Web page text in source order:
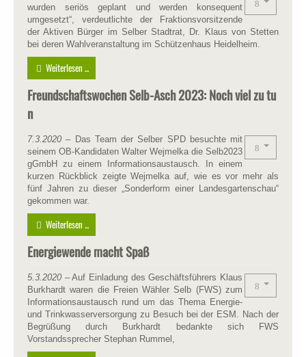
wurden seriös geplant und werden konsequent
umgesetzt“, verdeutlichte der Fraktionsvorsitzende
der Aktiven Bürger im Selber Stadtrat, Dr. Klaus von Stetten
bei deren Wahlveranstaltung im Schützenhaus Heidelheim.
Weiterlesen ...
Freundschaftswochen Selb-Asch 2023: Noch viel zu tu
n
7.3.2020 – Das Team der Selber SPD besuchte mit
seinem OB-Kandidaten Walter Wejmelka die Selb2023
gGmbH zu einem Informationsaustausch. In einem
kurzen Rückblick zeigte Wejmelka auf, wie es vor mehr als
fünf Jahren zu dieser „Sonderform einer Landesgartenschau“
gekommen war.
Weiterlesen ...
Energiewende macht Spaß
5.3.2020 – Auf Einladung des Geschäftsführers Klaus
Burkhardt waren die Freien Wähler Selb (FWS) zum
Informationsaustausch rund um das Thema Energie-
und Trinkwasserversorgung zu Besuch bei der ESM. Nach der
Begrüßung durch Burkhardt bedankte sich FWS
Vorstandssprecher Stephan Rummel,